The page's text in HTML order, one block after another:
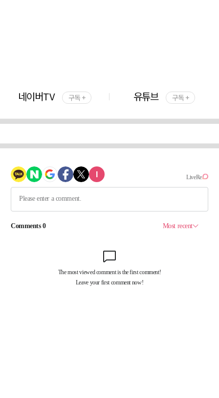
네이버TV 구독 + 유튜브 구독 +